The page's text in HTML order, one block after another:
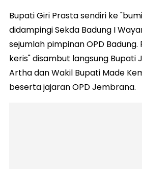
Bupati Giri Prasta sendiri ke
didampingi Sekda Badung I
sejumlah pimpinan OPD
keris" disambut langsung Bupati
Artha dan Wakil Bupati Made
beserta jajaran OPD Jembrana.